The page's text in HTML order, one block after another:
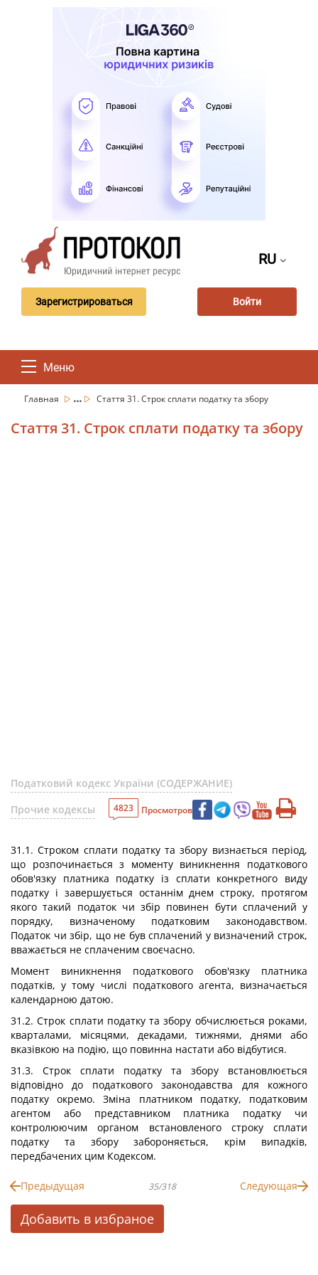
RU
Зарегистрироваться Войти
Меню
Главная ... Стаття 31. Строк сплати податку та збору
Стаття 31. Строк сплати податку та збору
Податковий кодекс України (СОДЕРЖАНИЕ)
Прочие кодексы
4823 Просмотров
31.1. Строком сплати податку та збору визнається період,
що розпочинається з моменту виникнення податкового
обов'язку платника податку із сплати конкретного виду
податку і завершується останнім днем строку, протягом
якого такий податок чи збір повинен бути сплачений у
порядку, визначеному податковим законодавством.
Податок чи збір, що не був сплачений у визначений строк,
вважається не сплаченим своєчасно.
Момент виникнення податкового обов'язку платника
податків, у тому числі податкового агента, визначається
календарною датою.
31.2. Строк сплати податку та збору обчислюється роками,
кварталами, місяцями, декадами, тижнями, днями або
вказівкою на подію, що повинна настати або відбутися.
31.3. Строк сплати податку та збору встановлюється
відповідно до податкового законодавства для кожного
податку окремо. Зміна платником податку, податковим
агентом або представником платника податку чи
контролюючим органом встановленого строку сплати
податку та збору забороняється, крім випадків,
передбачених цим Кодексом.
Предыдущая 35/318 Следующая
Добавить в избраное